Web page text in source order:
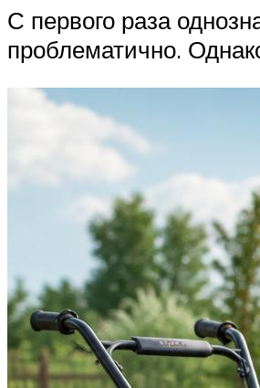
С первого раза
проблематично.